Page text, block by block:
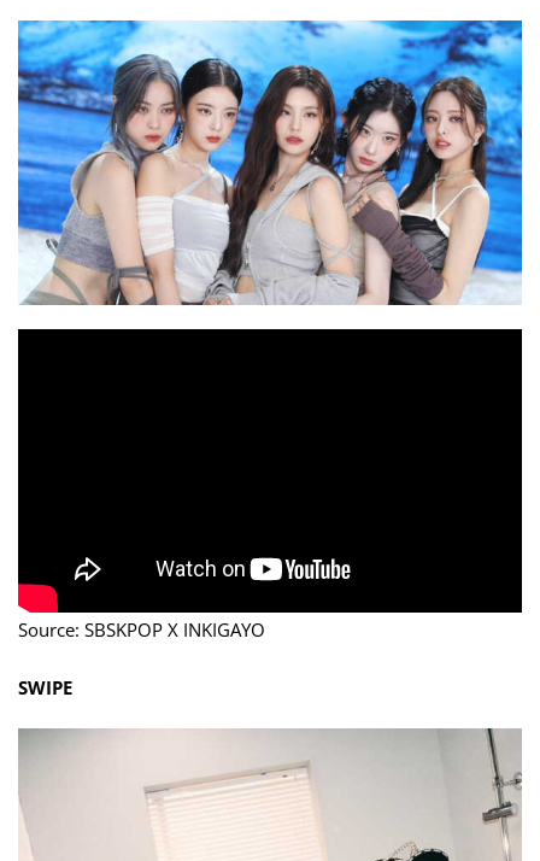
Source: SBSKPOP X INKIGAYO
SWIPE